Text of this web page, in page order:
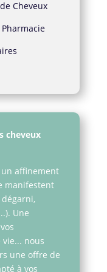
Cheveux
cheveux
affinement
manifestent
Une
nous
une offre de
à vos